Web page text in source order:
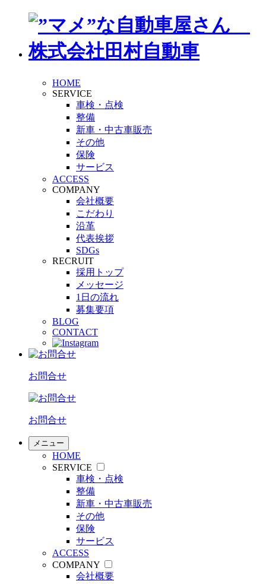
HOME
SERVICE
車検・点検
整備
新車・中古車販売
その他
保険
サービス
ACCESS
COMPANY
会社概要
こだわり
沿革
代表挨拶
SDGs
RECRUIT
採用トップ
メッセージ
1日の流れ
募集要項
BLOG
CONTACT
お問合せ
お問合せ
メニュー
HOME
SERVICE
車検・点検
整備
新車・中古車販売
その他
保険
サービス
ACCESS
COMPANY
会社概要